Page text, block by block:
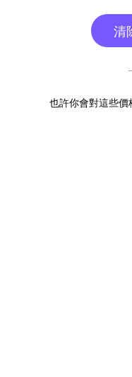
清
也許你會對這些價